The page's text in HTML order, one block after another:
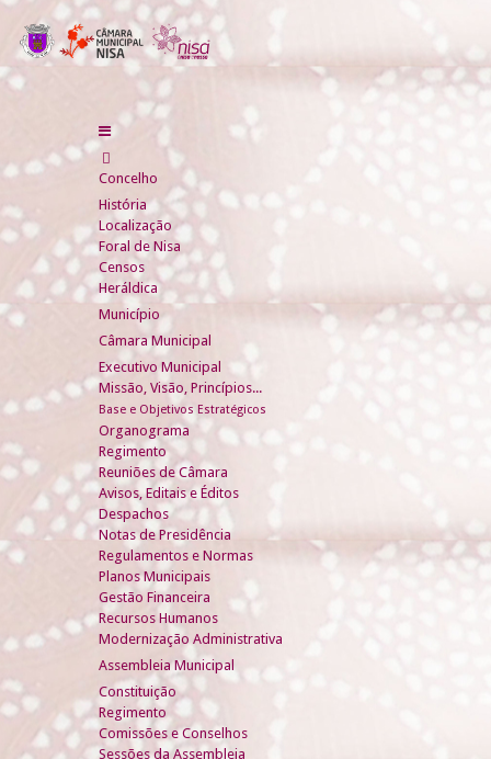
Concelho
História
Localização
Foral de Nisa
Censos
Heráldica
Município
Câmara Municipal
Executivo Municipal
Missão, Visão, Princípios...
Base e Objetivos Estratégicos
Organograma
Regimento
Reuniões de Câmara
Avisos, Editais e Éditos
Despachos
Notas de Presidência
Regulamentos e Normas
Planos Municipais
Gestão Financeira
Recursos Humanos
Modernização Administrativa
Assembleia Municipal
Constituição
Regimento
Comissões e Conselhos
Sessões da Assembleia